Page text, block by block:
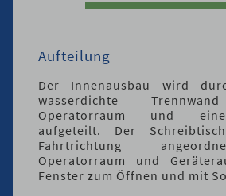
Aufteilung
Der Innenausbau wird
wasserdichte
Operatorraum und
aufgeteilt. Der
Fahrtrichtung
Operatorraum und
Fenster zum Öffnen und mit